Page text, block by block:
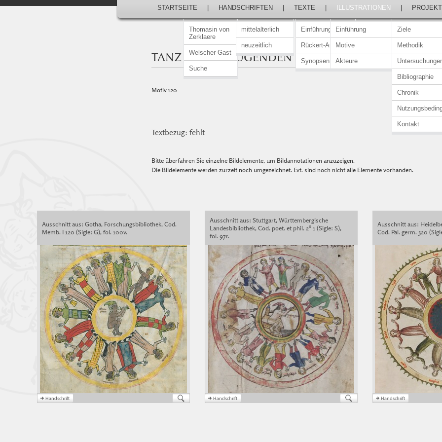
STARTSEITE
Thomasin von
Zerklaere
Welscher Gast
Suche
HANDSCHRIFTEN
mittelalterlich
neuzeitlich
TEXTE
Einführung
Rückert-Ausgabe
Synopsen
ILLUSTRATIONEN
Einführung
Motive
Akteure
PROJEKT
Ziele
Methodik
Bibliographie
Chronik
Kontakt
TANZ DER UNTUGENDEN
Motiv 120
Textbezug: fehlt
Bitte überfahren Sie einzelne Bildelemente, um Bildannotationen anzuzeigen.
Die Bildelemente werden zurzeit noch umgezeichnet. Evt. sind noch nicht alle Elemente vorhanden.
Ausschnitt aus: Gotha, Forschungsbibliothek, Cod.
Memb. I 120 (Sigle: G), fol. 100v.
Ausschnitt aus: Stuttgart, Württembergische
Landesbibliothek, Cod. poet. et phil. 2° 1 (Sigle: S),
fol. 97r.
Ausschnitt aus:
Cod. Pal. germ. 320